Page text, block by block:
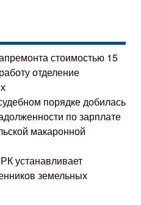
стоимостью 15
отделение
порядке добилась
по зарплате
макаронной
устанавливает
земельных